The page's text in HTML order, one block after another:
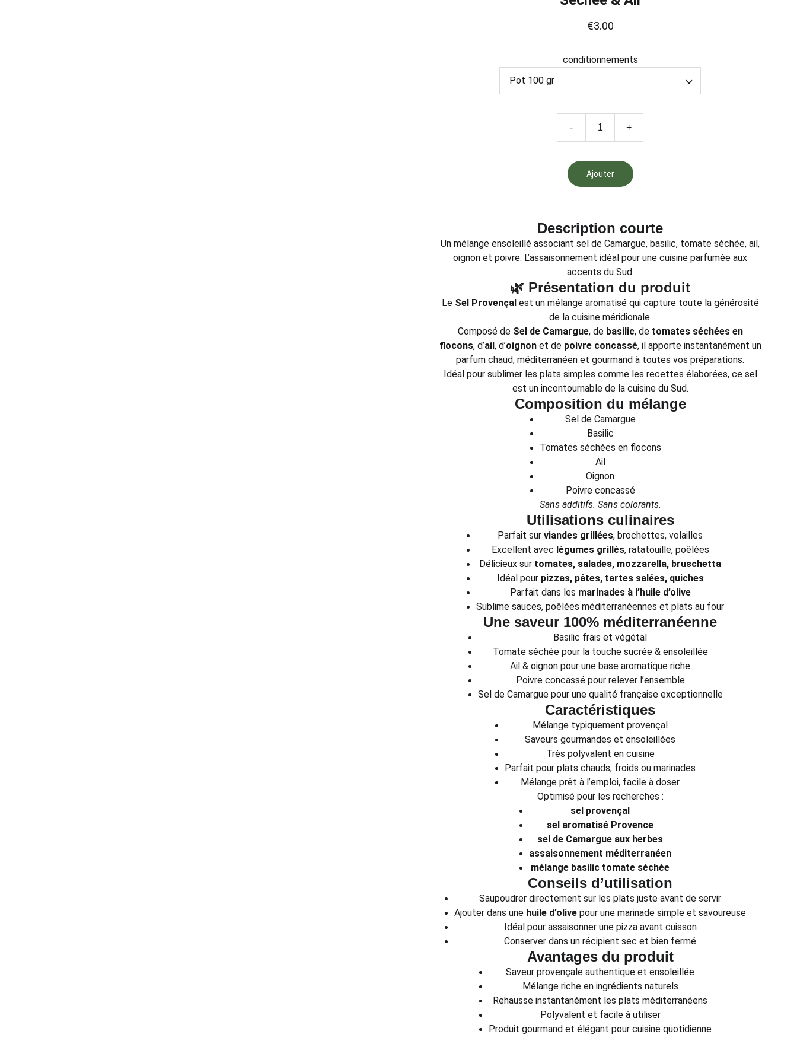
€3.00
conditionnements
- +
Ajouter
Description courte
Un mélange ensoleillé associant sel de Camargue, basilic, tomate séchée, ail,
oignon et poivre. L’assaisonnement idéal pour une cuisine parfumée aux
accents du Sud.
🌿 Présentation du produit
Le Sel Provençalest un mélange aromatisé qui capture toute la générosité
de la cuisine méridionale.
Composé de Sel de Camargue, de basilic, de tomates séchées en
flocons, d’ail, d’oignonet de poivre concassé, il apporte instantanément un
parfum chaud, méditerranéen et gourmand à toutes vos préparations.
Idéal pour sublimer les plats simples comme les recettes élaborées, ce sel
est un incontournable de la cuisine du Sud.
Composition du mélange
Sel de Camargue
Basilic
Tomates séchées en flocons
Ail
Oignon
Poivre concassé
Sans additifs. Sans colorants.
Utilisations culinaires
Parfait sur viandes grillées, brochettes, volailles
Excellent avec légumes grillés, ratatouille, poêlées
Délicieux sur tomates, salades, mozzarella, bruschetta
Idéal pour pizzas, pâtes, tartes salées, quiches
Parfait dans les marinades à l’huile d’olive
Sublime sauces, poêlées méditerranéennes et plats au four
Une saveur 100% méditerranéenne
Basilic frais et végétal
Tomate séchée pour la touche sucrée & ensoleillée
Ail & oignon pour une base aromatique riche
Poivre concassé pour relever l’ensemble
Sel de Camargue pour une qualité française exceptionnelle
Caractéristiques
Mélange typiquement provençal
Saveurs gourmandes et ensoleillées
Très polyvalent en cuisine
Parfait pour plats chauds, froids ou marinades
Mélange prêt à l’emploi, facile à doser
Optimisé pour les recherches :
sel provençal
sel aromatisé Provence
sel de Camargue aux herbes
assaisonnement méditerranéen
mélange basilic tomate séchée
Conseils d’utilisation
Saupoudrer directement sur les plats juste avant de servir
Ajouter dans une huile d’olive pour une marinade simple et savoureuse
Idéal pour assaisonner une pizza avant cuisson
Conserver dans un récipient sec et bien fermé
Avantages du produit
Saveur provençale authentique et ensoleillée
Mélange riche en ingrédients naturels
Rehausse instantanément les plats méditerranéens
Polyvalent et facile à utiliser
Produit gourmand et élégant pour cuisine quotidienne